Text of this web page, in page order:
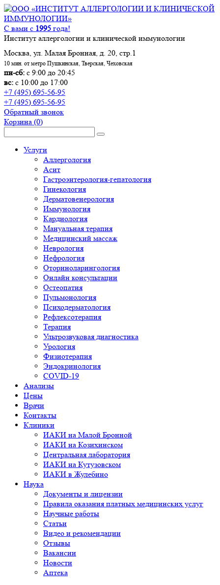
С вами с 1995 года!
Институт аллергологии и клинической иммунологии
Москва, ул. Малая Бронная, д. 20, стр.1
10 мин. от метро Пушкинская, Тверская, Чеховская
пн-сб: с 9:00 до 20:45
вс: с 10:00 до 17:00
+7 (495) 695-56-95
+7 (495) 695-56-95
Обратный звонок
Корзина (0)
Услуги
Аллергология
Асит
Гастроэнтерология-гепатология
Гинекология
Дерматовенерология
Иммунология
Кардиология
Мануальная терапия
Медицинский массаж
Неврология
Нефрология
Оториноларингология
Онлайн консультации
Остеопатия
Пульмонология
Психодерматология
Рефлексотерапия
Терапия
Ультрозвуковая диагностика
Урология
Физиотерапия
Эндокринология
COVID-19
Анализы
Цены
Врачи
Контакты
Клиники
ИАКИ на Малой Бронной
ИАКИ на Козихинском
Центральная лаборатория
ИАКИ на Кутузовском
ИАКИ в Жулебино
Наука
Документы и лицензии
Правила оказания платных медицинских услуг
Научные работы
Статьи
Видео и рекомендации
Отзывы
Вакансии
Новости
Аптека